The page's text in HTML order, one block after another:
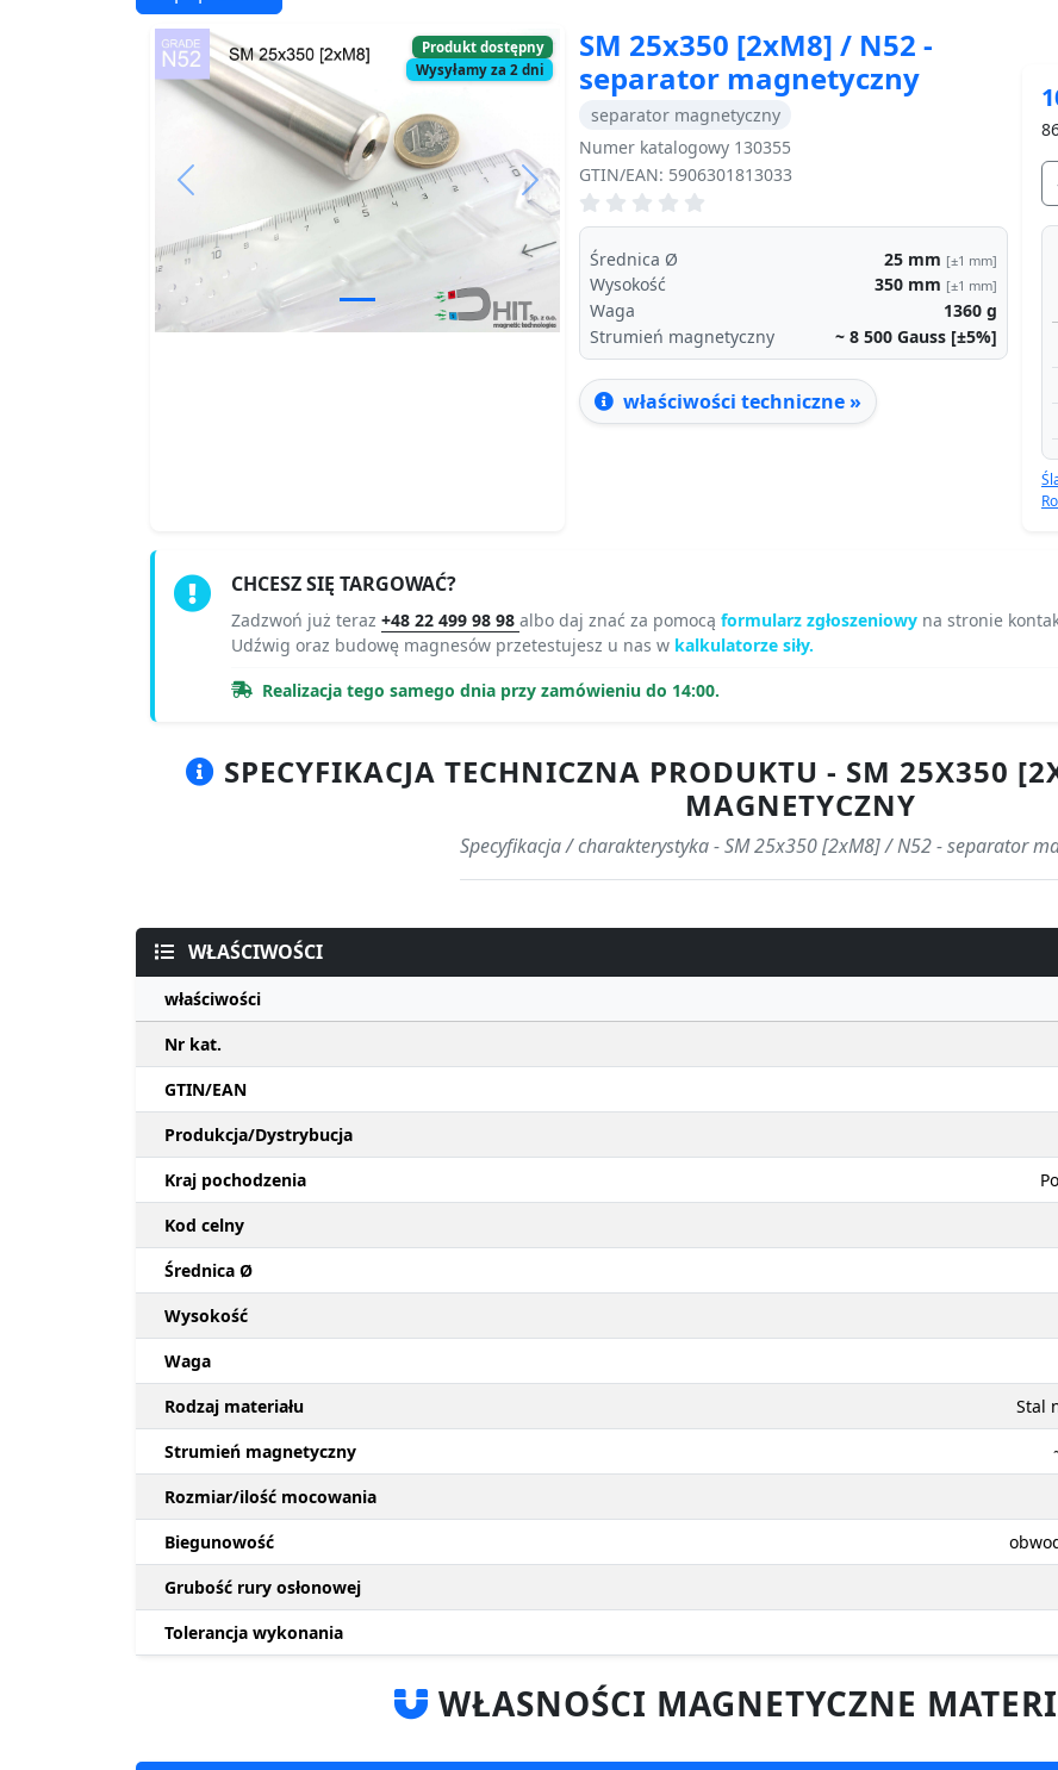
Produkt dostępny
Wysyłamy za 2 dni
Previous Next
SM 25x350 [2xM8] / N52 -
separator magnetyczny
separator magnetyczny
Numer katalogowy 130355
GTIN/EAN: 5906301813033
Średnica Ø 25 mm [±1 mm]
Wysokość 350 mm [±1 mm]
Waga 1360 g
Strumień magnetyczny
~ 8 500 Gauss [±5%]
właściwości techniczne »
CHCESZ SIĘ TARGOWAĆ?
Zadzwoń już teraz +48 22 499 98 98 albo daj znać za pomocą formularz zgłoszeniowy na stronie
Udźwig oraz budowę magnesów przetestujesz u nas w kalkulatorze siły.
Realizacja tego samego dnia przy zamówieniu do 14:00.
SPECYFIKACJA TECHNICZNA PRODUKTU - SM 25X350
MAGNETYCZNY
Specyfikacja / charakterystyka - SM 25x350 [2xM8] / N52 - separator
WŁAŚCIWOŚCI
właściwości
Nr kat.
GTIN/EAN
Produkcja/Dystrybucja
Kraj pochodzenia
Kod celny
Średnica Ø
Wysokość
Waga
Rodzaj materiału
Stal
Strumień magnetyczny
Rozmiar/ilość mocowania
Biegunowość
Grubość rury osłonowej
Tolerancja wykonania
WŁASNOŚCI MAGNETYCZNE